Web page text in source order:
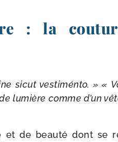
: la
sicut ves­ti­mén­to. » «
lumière comme d’un
et de beau­té dont se